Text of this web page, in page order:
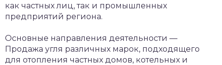
как частных лиц, так и промышленных
предприятий региона.
Основные направления деятельности —
Продажа угля различных марок, подходящего
для отопления частных домов, котельных и